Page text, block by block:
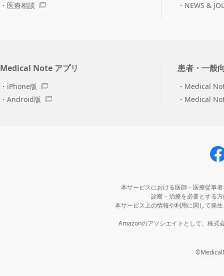
医療相談
NEWS &
Medical Note アプリ
iPhone版
Android版
患者・一般
Medical
Medical
本サービスにおける医師・医療従事
診断・治療を必要とする
本サービス上の情報や利用に関して発
Amazonのアソシエイトとして、株式